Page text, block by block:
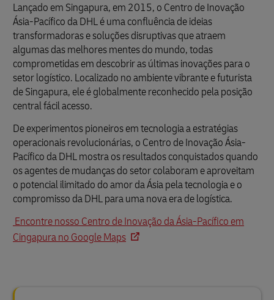
Lançado em Singapura, em 2015, o Centro de Inovação
Ásia-Pacífico da DHL é uma confluência de ideias
transformadoras e soluções disruptivas que atraem
algumas das melhores mentes do mundo, todas
comprometidas em descobrir as últimas inovações para o
setor logístico. Localizado no ambiente vibrante e futurista
de Singapura, ele é globalmente reconhecido pela posição
central fácil acesso.
De experimentos pioneiros em tecnologia a estratégias
operacionais revolucionárias, o Centro de Inovação Ásia-
Pacífico da DHL mostra os resultados conquistados quando
os agentes de mudanças do setor colaboram e aproveitam
o potencial ilimitado do amor da Ásia pela tecnologia e o
compromisso da DHL para uma nova era de logística.
Encontre nosso Centro de Inovação da Ásia-Pacífico em
Cingapura no Google Maps